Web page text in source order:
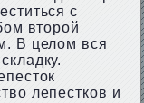
с
второй
В целом вся
лепестков и